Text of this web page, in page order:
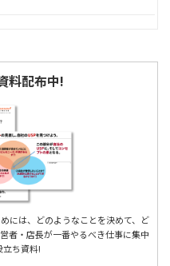
料配布中!
には、どのようなことを決めて、ど
者・店長が一番やるべき仕事に集中
立ち資料!